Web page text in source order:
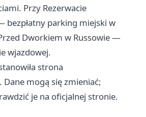
Przy Rezerwacie
bezpłatny parking miejski w
Dworkiem w Russowie —
wjazdowej.
strona
mogą się zmieniać;
je na oficjalnej stronie.